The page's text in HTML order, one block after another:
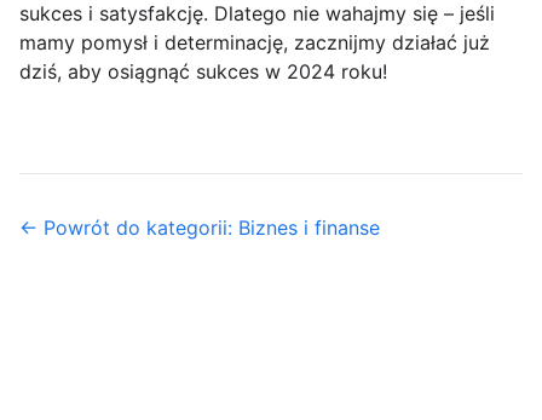
sukces i satysfakcję. Dlatego nie wahajmy się – jeśli
mamy pomysł i determinację, zacznijmy działać już
dziś, aby osiągnąć sukces w 2024 roku!
← Powrót do kategorii: Biznes i finanse